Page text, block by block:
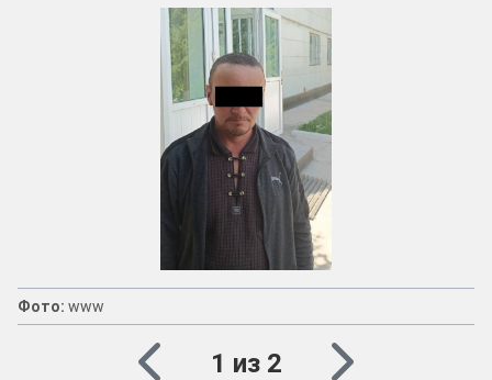
Фото: www
1 из 2